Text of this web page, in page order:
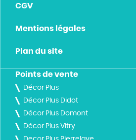
CGV
Mentions légales
Plan du site
Points de vente
Décor Plus
Décor Plus Didot
Décor Plus Domont
Décor Plus Vitry